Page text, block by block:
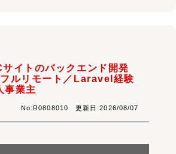
イトのバックエンド開発
フルリモート／Laravel経験
事業主
No:R0808010 更新日:2026/08/07